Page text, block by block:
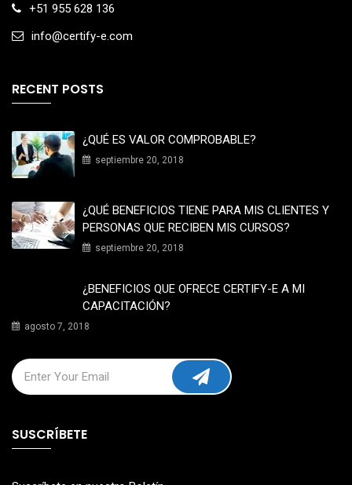
+51 955 628 136
info@certify-e.com
RECENT POSTS
¿QUÉ ES VALOR COMPROBABLE?
septiembre 20, 2018
¿QUÉ BENEFICIOS TIENE PARA MIS CLIENTES Y
PERSONAS QUE RECIBEN MIS CURSOS?
septiembre 20, 2018
¿BENEFICIOS QUE OFRECE CERTIFY-E A MI
CAPACITACIÓN?
agosto 7, 2018
SUSCRÍBETE